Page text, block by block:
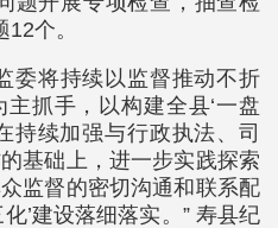
个。
委将持续以监督推动不折
抓手，以构建全县‘一盘
持续加强与行政执法、司
基础上，进一步实践探索
监督的密切沟通和联系配
’建设落细落实。” 寿县纪